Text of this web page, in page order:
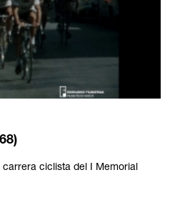
ciclista del I Memorial